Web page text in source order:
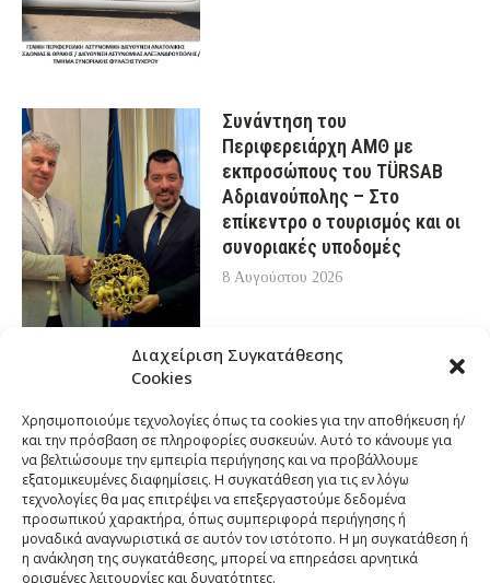
Διαχείριση Συγκατάθεσης
Cookies
Χρησιμοποιούμε τεχνολογίες όπως τα cookies για την αποθήκευση ή/
και την πρόσβαση σε πληροφορίες συσκευών. Αυτό το κάνουμε για
να βελτιώσουμε την εμπειρία περιήγησης και να προβάλλουμε
εξατομικευμένες διαφημίσεις. Η συγκατάθεση για τις εν λόγω
τεχνολογίες θα μας επιτρέψει να επεξεργαστούμε δεδομένα
προσωπικού χαρακτήρα, όπως συμπεριφορά περιήγησης ή
μοναδικά αναγνωριστικά σε αυτόν τον ιστότοπο. Η μη συγκατάθεση ή
η ανάκληση της συγκατάθεσης, μπορεί να επηρεάσει αρνητικά
ορισμένες λειτουργίες και δυνατότητες.
Συνάντηση του
Περιφερειάρχη ΑΜΘ με
εκπροσώπους του TÜRSAB
Αδριανούπολης – Στο
επίκεντρο ο τουρισμός και οι
συνοριακές υποδομές
8 Αυγούστου 2026